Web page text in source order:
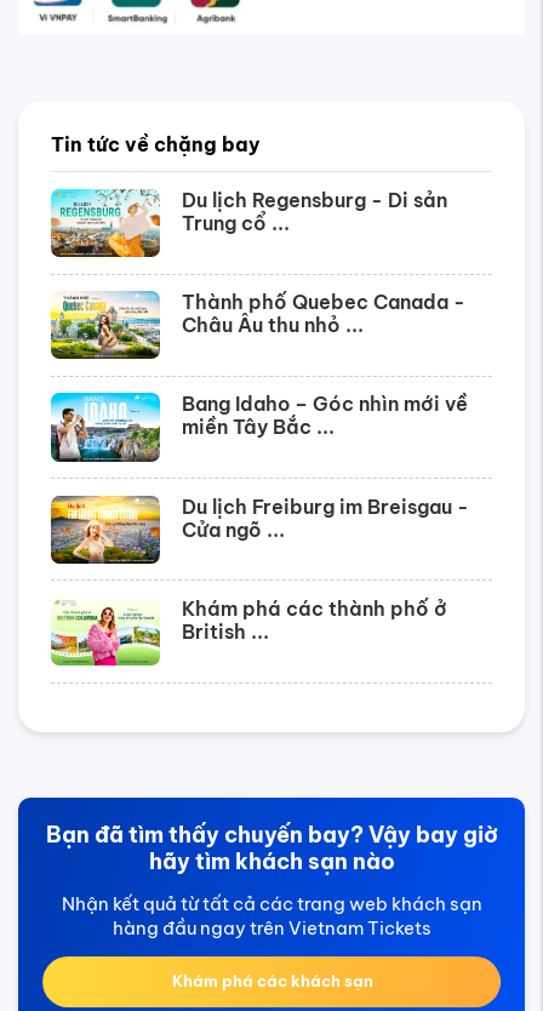
Tin tức về chặng bay
Du lịch Regensburg - Di sản
Trung cổ ...
Thành phố Quebec Canada -
Châu Âu thu nhỏ ...
Bang Idaho – Góc nhìn mới về
miền Tây Bắc ...
Du lịch Freiburg im Breisgau -
Cửa ngõ ...
Khám phá các thành phố ở
British ...
Bạn đã tìm thấy chuyến bay? Vậy bay giờ
hãy tìm khách sạn nào
Nhận kết quả từ tất cả các trang web khách sạn
hàng đầu ngay trên Vietnam Tickets
Khám phá các khách sạn